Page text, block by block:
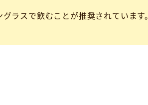
ラスで飲むことが推奨されています。